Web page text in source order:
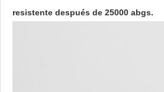
resistente después de 25000 abgs.